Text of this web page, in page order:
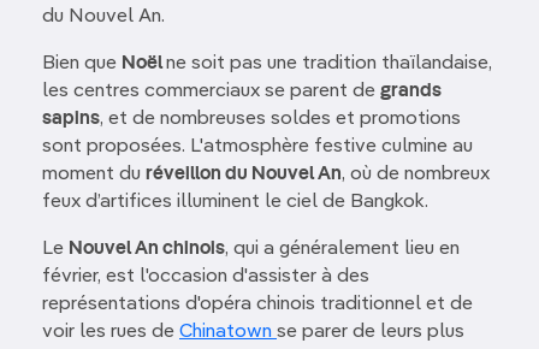
du Nouvel An.
Bien que Noëlne soit pas une tradition thaïlandaise,
les centres commerciaux se parent de grands
sapins, et de nombreuses soldes et promotions
sont proposées. L'atmosphère festive culmine au
moment du réveillon du Nouvel An, où de nombreux
feux d’artifices illuminent le ciel de Bangkok.
Le Nouvel An chinois, qui a généralement lieu en
février, est l'occasion d'assister à des
représentations d'opéra chinois traditionnel et de
voir les rues de Chinatown se parer de leurs plus